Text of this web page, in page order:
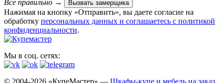
Все правильно → Вызвать замерщика
Нажимая на кнопку «Отправить», вы даете согласие на
обработку персональных данных​ и соглашаетесь c политикой
конфиденциальности.
Мы в соц. сетях: